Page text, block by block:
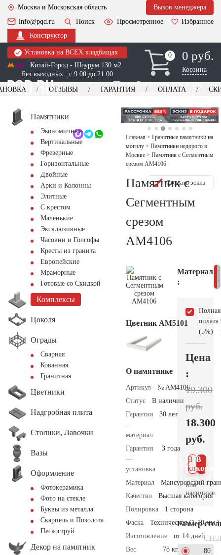
Москва и Московская область
Вызов менеджера
info@pqd.ru
Поиск Просмотренное
Избранное
Конструктор
Установка на ВСЕХ кладбищах
Китай-Город - Шоурум 130 м2
Без выходных : с 9:00 до 21:00
0
0 0 руб.
Корзина
Выезд менеджера для
оформления заказа
+7 (495) 518-44-23
Обратный звонок
ОТЗЫВЫ ГАРАНТИЯ ОПЛАТА
Памятники
Экономичные
Вертикальные
Фрезерные
Горизонтальные
Двойные
Арки и Колонны
Элитные
С крестом
Маленькие
Эксклюзивные
Часовни и Голгофы
Кресты из гранита
Европейские
Мраморные
Готовые со Скидкой
Комплексы
Цоколя
Ограды
Сварная
Кованная
Гранитная
Цветники
Надгробная плита
Столики, Лавочки
Вазы
Оформление
Фотокерамика
Фото на стекле
Буквы из металла
Скарпель и Позолота
Пескоструй
Декор на памятник
Главная > Гранитные памятники на
могилу > Памятники недорого в
Москве > Памятник с Сегментным
срезом AM4106
Памятник с
Сегментным
срезом
AM4106
Создать эскиз
Цветник АМ5101
О памятнике
Артикул
№ AM4106
Статус
В наличии
Гарантия
—
материал
30 лет
Гарантия
—
установка
3 года
Материал
Мансуровский
Качество
Высшая категория
Полировка
1 сторона
Фаска
Техническая (1-10 мм.)
Изготовление
от 14 дней
Вес
78 кг.
Материал
:
Полная
оплата
(5%)
Цена
:
19.300
руб.
18.300
руб.
В
В 1
клик
или
наличные.
Размер
80